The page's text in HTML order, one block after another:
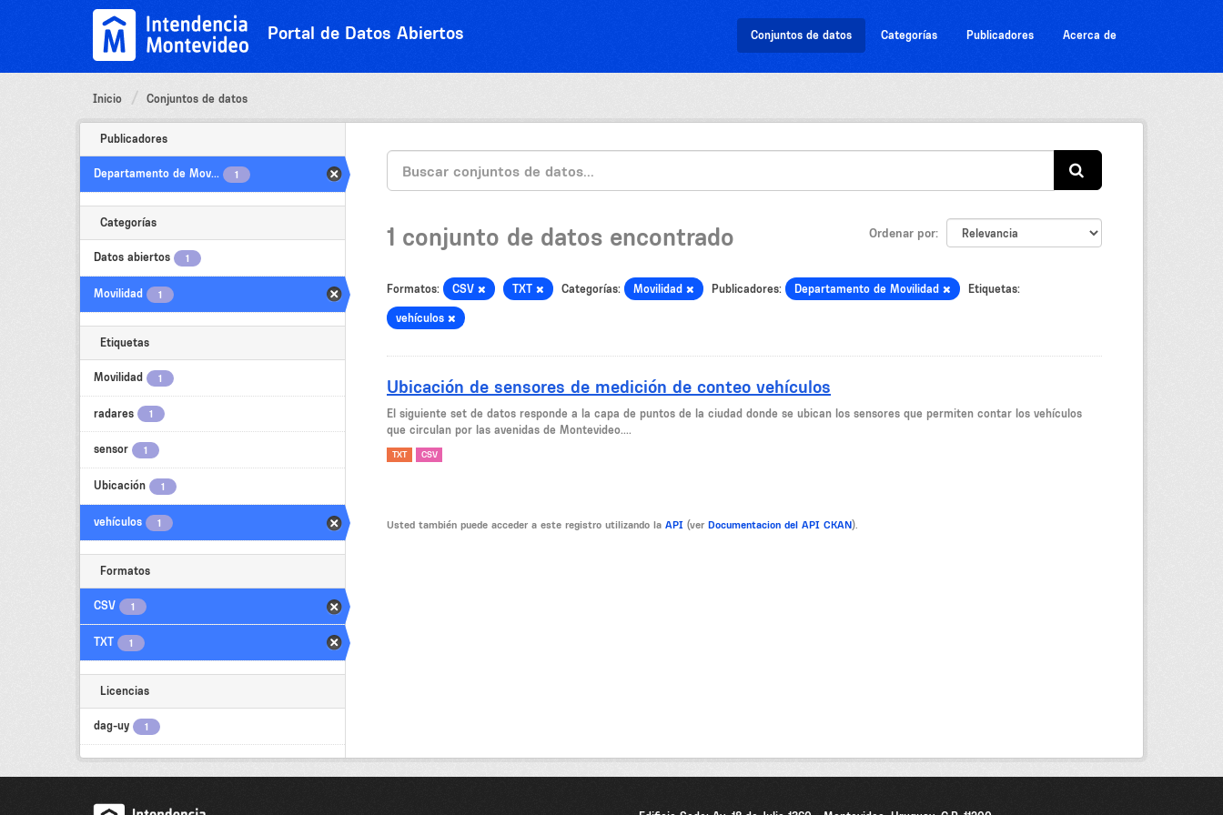
Portal de Datos Abiertos Conjuntos de datos Categorías Publicadores Acerca de
Inicio Conjuntos de datos
Publicadores
Departamento de Mov... 1
Categorías
Datos abiertos 1
Movilidad 1
Etiquetas
Movilidad 1
radares 1
sensor 1
Ubicación 1
vehículos 1
Formatos
CSV 1
TXT 1
Licencias
dag-uy 1
Ordenar por
1 conjunto de datos encontrado
Formatos: CSV TXT Categorías: Movilidad Publicadores: Departamento de Movilidad Etiquetas:
vehículos
Ubicación de sensores de medición de conteo vehículos
El siguiente set de datos responde a la capa de puntos de la ciudad donde se ubican los sensores que permiten contar los vehículos
que circulan por las avenidas de Montevideo....
TXT CSV
Usted también puede acceder a este registro utilizando la API (ver Documentacion del API CKAN).